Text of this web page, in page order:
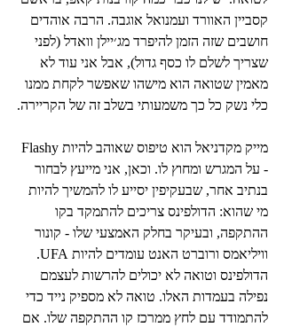
קסביין האוורד ועמנואל אוגבה. הרבה אוהדים
חושבים שזה הזמן להיפרד מג׳יילן וואדל (לפני
שצריך לשלם לו כסף גדול), אבל אני עוד לא
מאמין שטואה הוא מישהו שאפשר לקחת ממנו
כלי נשק כל כך משמעותי בשלב זה של הקריירה.
- על המגרש ומחוץ לו. וכאן, אני מייעץ לבחור
בנתיב אחר, שבעקיפין יסייע לו להמשיך להיות
מי שהוא: הדולפינס צריכים להתמקד בקו
ההתקפה, ובעיקר בחלק האמצעי שלו - קונור
וויליאמס ורוברט האנט עומדים להיות UFA.
הדולפינס וטואה לא יכולים להרשות לעצמם
נפילה בעמדות האלו. טואה לא מספיק נייד כדי
להתמודד עם לחץ ממרכז קו ההתקפה שלו. אם